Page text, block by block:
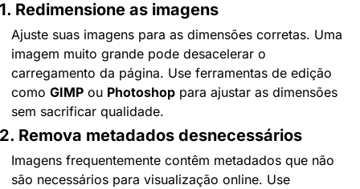
1. Redimensione as imagens
Ajuste suas imagens para as dimensões corretas. Uma
imagem muito grande pode desacelerar o
carregamento da página. Use ferramentas de edição
como GIMP ou Photoshop para ajustar as dimensões
sem sacrificar qualidade.
2. Remova metadados desnecessários
Imagens frequentemente contêm metadados que não
são necessários para visualização online. Use